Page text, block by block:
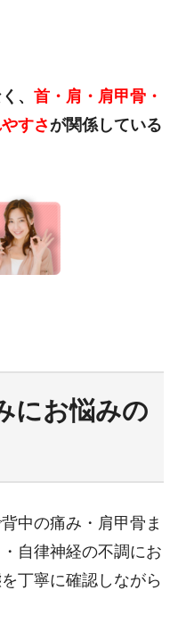
、 首・肩・肩甲骨・
すさが関係している
にお悩みの
中の痛み・肩甲骨ま
自律神経の不調にお
丁寧に確認しながら